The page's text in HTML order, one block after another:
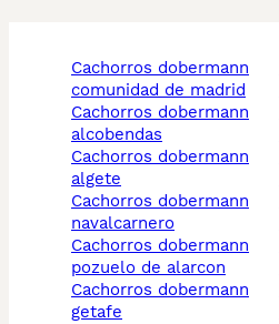
cachorros dobermann
comunidad de madrid
cachorros dobermann
alcobendas
cachorros dobermann
algete
cachorros dobermann
navalcarnero
cachorros dobermann
pozuelo de alarcon
cachorros dobermann
getafe